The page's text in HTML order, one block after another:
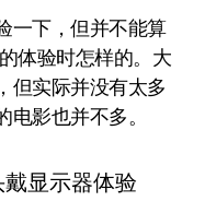
一下，但并不能算
体验时怎样的。大
但实际并没有太多
影也并不多。